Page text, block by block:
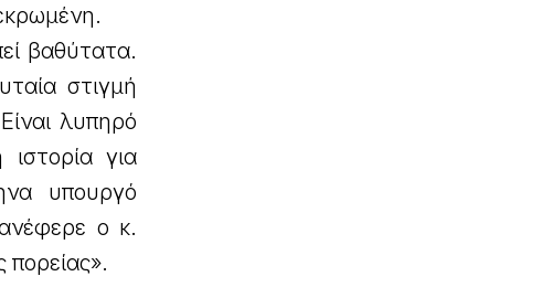
βαθύτατα.
στιγμή
λυπηρό
για
υπουργό
ο κ.